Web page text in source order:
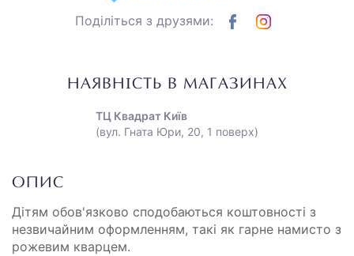
Поділіться з друзями:
НАЯВНІСТЬ В МАГАЗИНАХ
ТЦ Квадрат Київ
(вул. Гната Юри, 20, 1 поверх)
ОПИС
Дітям обов'язково сподобаються коштовності з
незвичайним оформленням, такі як гарне намисто з
рожевим кварцем.